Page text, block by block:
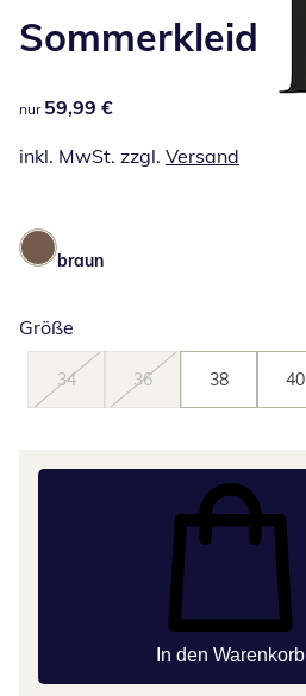
Sommerkleid
59,99 €
nur 59,99 €
inkl. MwSt. zzgl. Versand
braun
Größe
34 36 38 40
In den Warenkorb